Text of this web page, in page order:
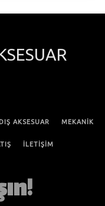
AKSESUAR MEKANİK
İLETİŞİM